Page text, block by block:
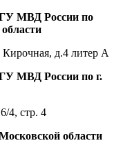
ГУ МВД России по
Кирочная, д.4 литер А
МВД России по г.
4, стр. 4
области